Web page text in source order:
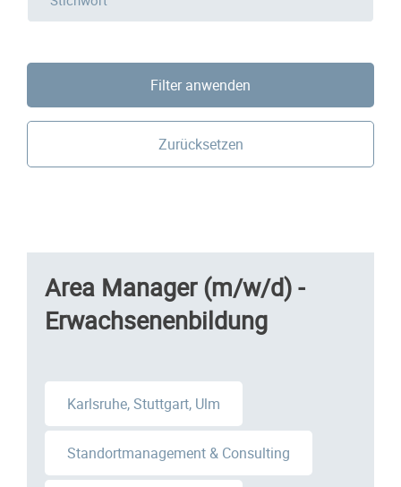
Filter anwenden
Zurücksetzen
Area Manager (m/w/d) -
Erwachsenenbildung
Karlsruhe, Stuttgart, Ulm
Standortmanagement & Consulting